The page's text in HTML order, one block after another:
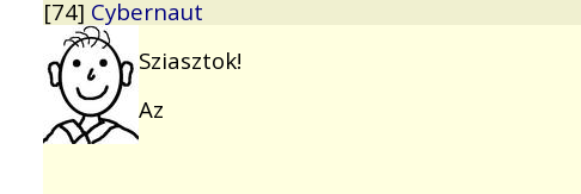
[74] Cybernaut
Sziasztok!
Az